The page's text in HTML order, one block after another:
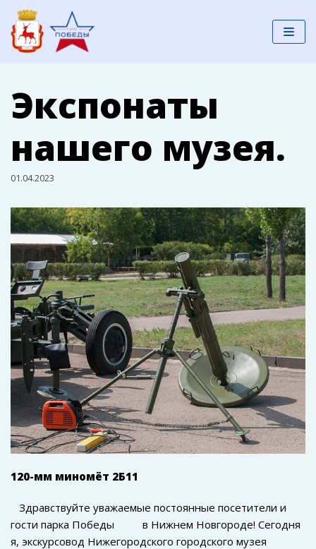
Перейти
к
Экспонаты
нашего музея.
01.04.2023
120-мм миномёт 2Б11
Здравствуйте уважаемые постоянные посетители и
гости парка Победы в Нижнем Новгороде! Сегодня
я, экскурсовод Нижегородского городского музея